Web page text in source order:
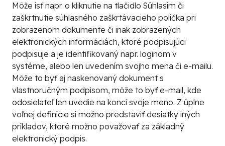
Môže ísť napr. o kliknutie na tlačidlo Súhlasím či
zaškrtnutie súhlasného zaškrtávacieho políčka pri
zobrazenom dokumente či inak zobrazených
elektronických informáciách, ktoré podpisujúci
podpisuje a je identifikovaný napr. loginom v
systéme, alebo len uvedením svojho mena či e-mailu.
Môže to byť aj naskenovaný dokument s
vlastnoručným podpisom, môže to byť e-mail, kde
odosielateľ len uvedie na konci svoje meno. Z úplne
voľnej definície si možno predstaviť desiatky iných
príkladov, ktoré možno považovať za základný
elektronický podpis.